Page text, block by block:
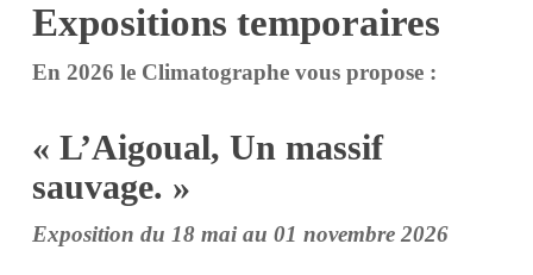
Expositions temporaires
En 2026 le Climatographe vous propose :
« L’Aigoual, Un massif
sauvage. »
Exposition du 18 mai au 01 novembre 2026